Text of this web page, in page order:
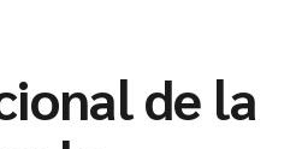
de la